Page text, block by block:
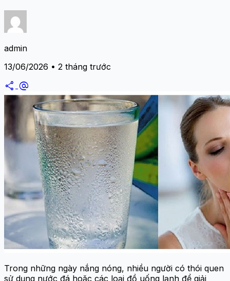
admin
13/06/2026 • 2 tháng trước
share alternate_email
Trong những ngày nắng nóng, nhiều người có thói quen
sử dụng nước đá hoặc các loại đồ uống lạnh để giải